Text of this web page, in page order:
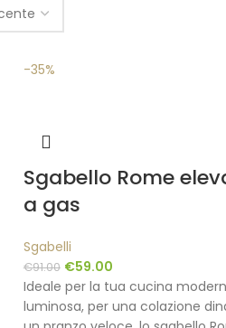
-35%
Sgabello Rome
a gas
Sgabelli
€91.00 €59.00
Ideale per la tua cucina
luminosa, per una colazione